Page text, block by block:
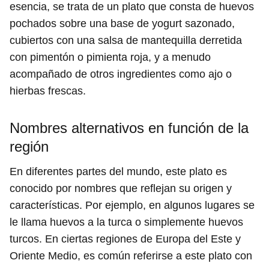
esencia, se trata de un plato que consta de huevos
pochados sobre una base de yogurt sazonado,
cubiertos con una salsa de mantequilla derretida
con pimentón o pimienta roja, y a menudo
acompañado de otros ingredientes como ajo o
hierbas frescas.
Nombres alternativos en función de la
región
En diferentes partes del mundo, este plato es
conocido por nombres que reflejan su origen y
características. Por ejemplo, en algunos lugares se
le llama huevos a la turca o simplemente huevos
turcos. En ciertas regiones de Europa del Este y
Oriente Medio, es común referirse a este plato con